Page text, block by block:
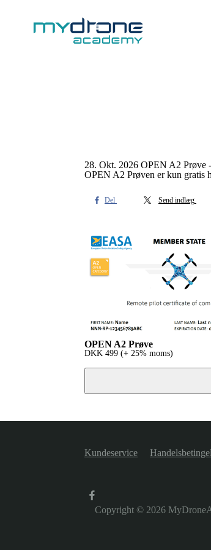
28. Okt. 2026 OPEN A2 Prøve
OPEN A2 Prøven er kun gratis
Del Send indlæg
OPEN A2 Prøve
DKK 499 (+ 25% moms)
Kundeservice
Copyright © 2026